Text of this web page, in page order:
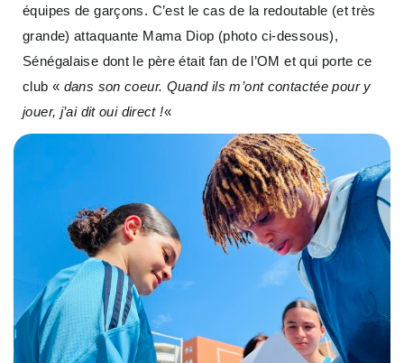
équipes de garçons. C’est le cas de la redoutable (et très
grande) attaquante Mama Diop (photo ci-dessous),
Sénégalaise dont le père était fan de l’OM et qui porte ce
club « dans son coeur. Quand ils m’ont contactée pour y
jouer, j’ai dit oui direct !«